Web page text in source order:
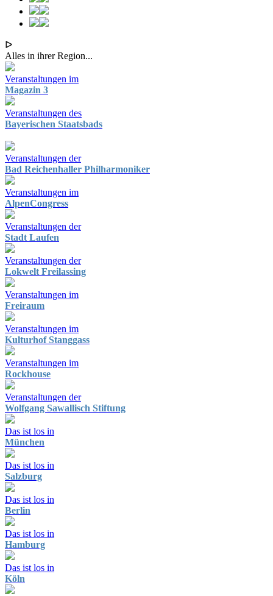
ᐅ
Alles in ihrer Region...
Veranstaltungen im
Magazin 3
Veranstaltungen des
Bayerischen Staatsbads
Veranstaltungen der
Bad Reichenhaller Philharmoniker
Veranstaltungen im
AlpenCongress
Veranstaltungen der
Stadt Laufen
Veranstaltungen der
Lokwelt Freilassing
Veranstaltungen im
Freiraum
Veranstaltungen im
Kulturhof Stanggass
Veranstaltungen im
Rockhouse
Veranstaltungen der
Wolfgang Sawallisch Stiftung
Das ist los in
München
Das ist los in
Salzburg
Das ist los in
Berlin
Das ist los in
Hamburg
Das ist los in
Köln